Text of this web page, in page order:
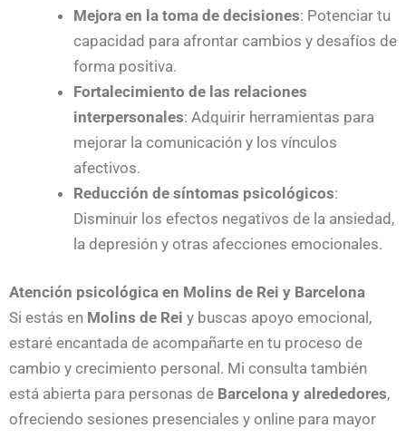
Mejora en la toma de decisiones: Potenciar tu
capacidad para afrontar cambios y desafíos de
forma positiva.
Fortalecimiento de las relaciones
interpersonales: Adquirir herramientas para
mejorar la comunicación y los vínculos
afectivos.
Reducción de síntomas psicológicos:
Disminuir los efectos negativos de la ansiedad,
la depresión y otras afecciones emocionales.
Atención psicológica en Molins de Rei y Barcelona
Si estás en Molins de Rei y buscas apoyo emocional,
estaré encantada de acompañarte en tu proceso de
cambio y crecimiento personal. Mi consulta también
está abierta para personas de Barcelona y alrededores,
ofreciendo sesiones presenciales y online para mayor